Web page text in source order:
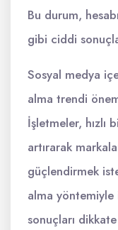
Bu durum,
gibi ciddi
Sosyal medya
alma trendi
İşletmeler, hızlı
artırarak
güçlendirmek
alma yöntemiyle
sonuçları